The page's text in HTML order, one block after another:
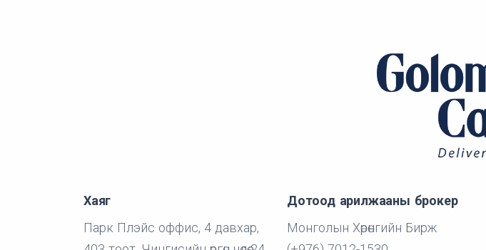
Хаяг
Парк Плэйс оффис, 4 давхар,
Дотоод арилжааны брокер
Монголын Хөрөнгийн Бирж